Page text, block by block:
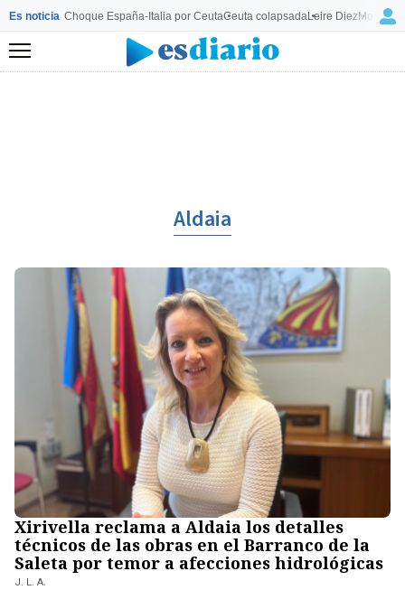
Es noticia Choque España-Italia por CeutaCeuta colapsadaLeire Diez
Menú
Aldaia
Xirivella reclama a Aldaia los detalles
técnicos de las obras en el Barranco de la
Saleta por temor a afecciones hidrológicas
J. L. A.